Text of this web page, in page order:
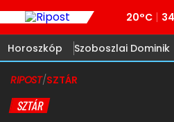
20°C
Horoszkóp Szoboszlai Dominik
RIPOST/SZTÁR
SZTÁR